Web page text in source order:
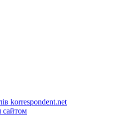
korrespondent.net
сайтом